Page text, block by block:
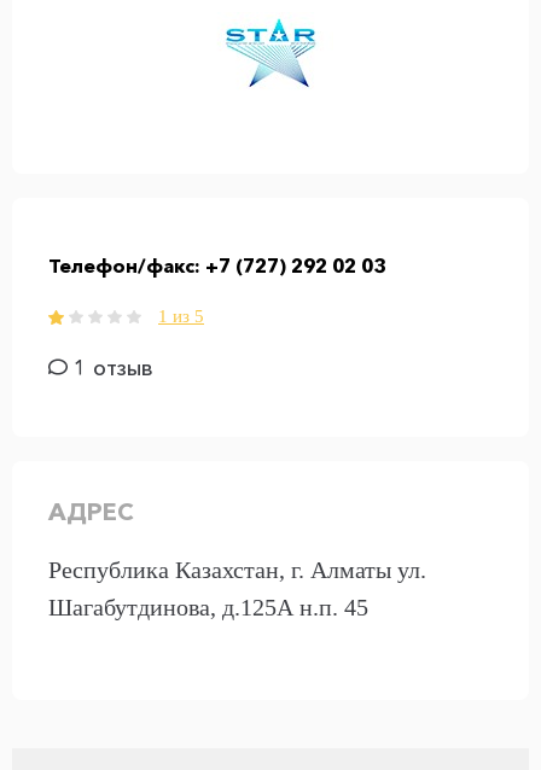
Телефон/факс: +7 (727) 292 02 03
1 из 5
1 отзыв
АДРЕС
Республика Казахстан, г. Алматы ул.
Шагабутдинова, д.125А н.п. 45